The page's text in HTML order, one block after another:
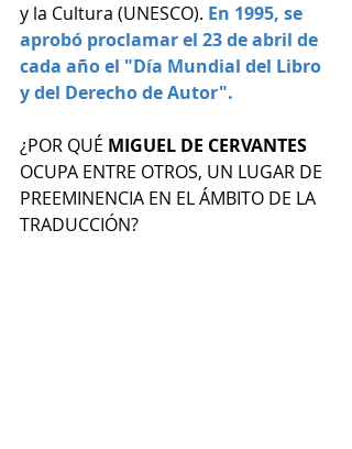
y la Cultura (UNESCO). En 1995, se
aprobó proclamar el 23 de abril de
cada año el "Día Mundial del Libro
y del Derecho de Autor".
¿POR QUÉ MIGUEL DE CERVANTES
OCUPA ENTRE OTROS, UN LUGAR DE
PREEMINENCIA EN EL ÁMBITO DE LA
TRADUCCIÓN?